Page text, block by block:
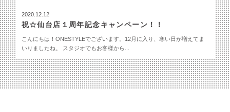
2020.12.12
祝☆仙台店１周年記念キャンペーン！！
こんにちは！ONESTYLEでございます。12月に入り、寒い日が増えてま
いりましたね。 スタジオでもお客様から...